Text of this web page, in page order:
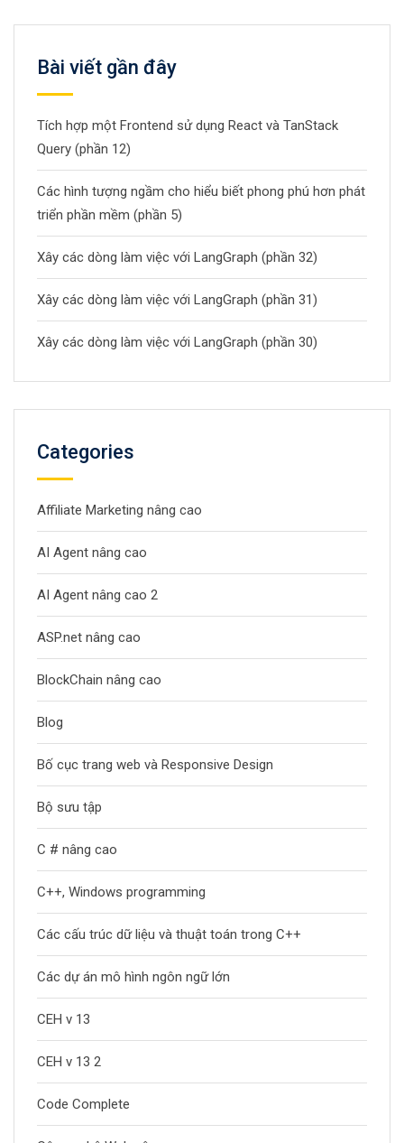
Bài viết gần đây
Tích hợp một Frontend sử dụng React và TanStack
Query (phần 12)
Các hình tượng ngầm cho hiểu biết phong phú hơn phát
triển phần mềm (phần 5)
Xây các dòng làm việc với LangGraph (phần 32)
Xây các dòng làm việc với LangGraph (phần 31)
Xây các dòng làm việc với LangGraph (phần 30)
Categories
Affiliate Marketing nâng cao
AI Agent nâng cao
AI Agent nâng cao 2
ASP.net nâng cao
BlockChain nâng cao
Blog
Bố cục trang web và Responsive Design
Bộ sưu tập
C # nâng cao
C++, Windows programming
Các cấu trúc dữ liệu và thuật toán trong C++
Các dự án mô hình ngôn ngữ lớn
CEH v 13
CEH v 13 2
Code Complete